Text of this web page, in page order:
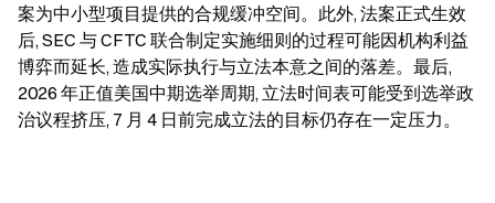
案为中小型项目提供的合规缓冲空间。此外, 法案正式生效
后, SEC 与 CFTC 联合制定实施细则的过程可能因机构利益
博弈而延长, 造成实际执行与立法本意之间的落差。最后,
2026 年正值美国中期选举周期, 立法时间表可能受到选举政
治议程挤压, 7 月 4 日前完成立法的目标仍存在一定压力。